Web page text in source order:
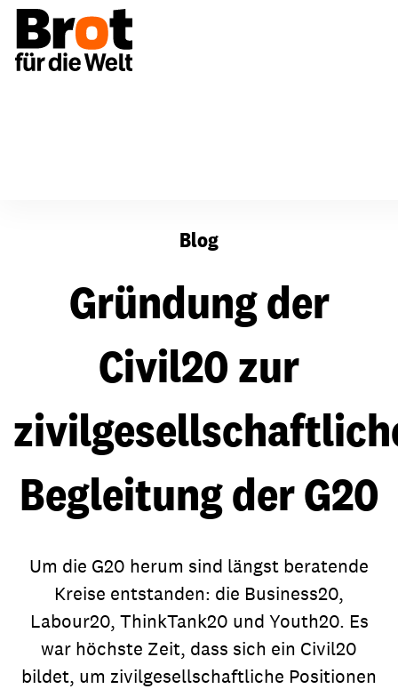
Blog
Gründung der
Civil20 zur
Begleitung der G20
Um die G20 herum sind längst beratende
Kreise entstanden: die Business20,
Labour20, ThinkTank20 und Youth20. Es
war höchste Zeit, dass sich ein Civil20
bildet, um zivilgesellschaftliche Positionen